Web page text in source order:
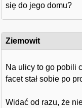
się do jego domu?
Ziemowit
Na ulicy to go pobili
facet stał sobie po
Widać od razu, że